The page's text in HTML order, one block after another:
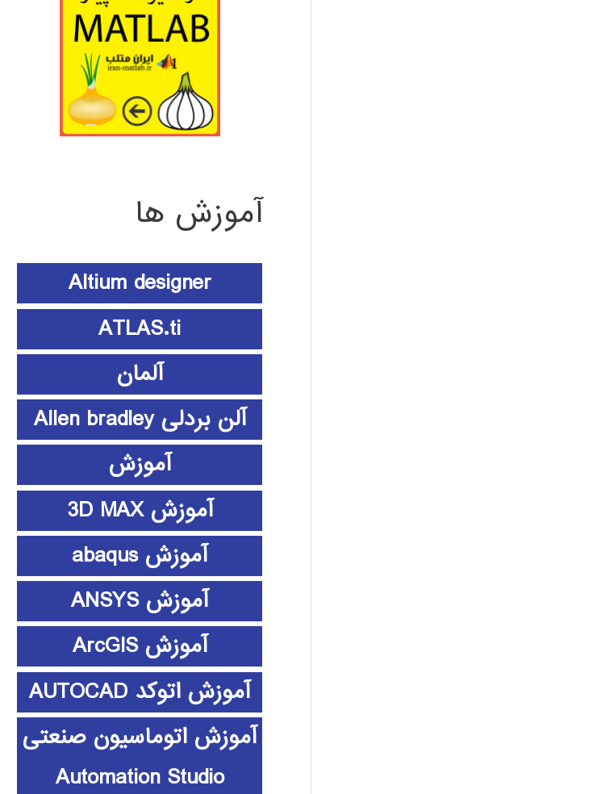
آموزش ها
Altium designer
ATLAS.ti
آلمان
آلن بردلی Allen bradley
آموزش
آموزش 3D MAX
آموزش abaqus
آموزش ANSYS
آموزش ArcGIS
آموزش اتوکد AUTOCAD
آموزش اتوماسیون صنعتی
Automation Studio